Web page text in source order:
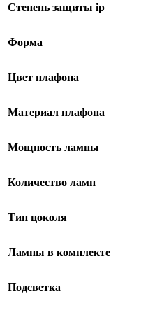
Степень защиты ip
Форма
Цвет плафона
Материал плафона
Мощность лампы
Количество ламп
Тип цоколя
Лампы в комплекте
Подсветка